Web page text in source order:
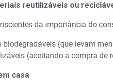
reutilizáveis ou
da importância do
(que levam
(aceitando a compra de
casa